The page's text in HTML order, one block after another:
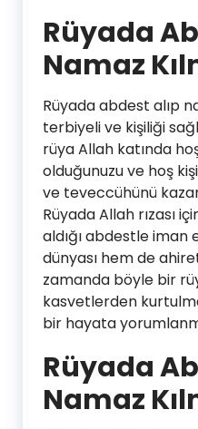
Rüyada
Namaz
Rüyada abdest alıp
terbiyeli ve kişiliği
rüya Allah katında
olduğunuzu ve hoş
ve teveccühünü
Rüyada Allah rızası
aldığı abdestle iman
dünyası hem de
zamanda böyle bir
kasvetlerden
bir hayata
Rüyada
Namaz